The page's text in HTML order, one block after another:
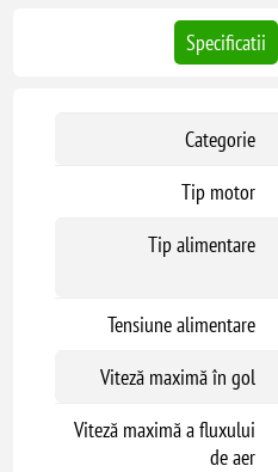
Specificatii
Categorie
Tip motor
Tip alimentare
Tensiune alimentare
Viteză maximă în gol
Viteză maximă a fluxului
de aer